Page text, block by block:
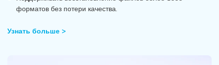
Информационный центр
Поиск
форматов без потери качества.
Узнать больше >